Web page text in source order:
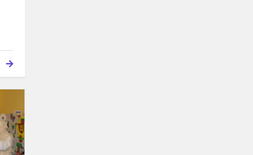
skyriuje